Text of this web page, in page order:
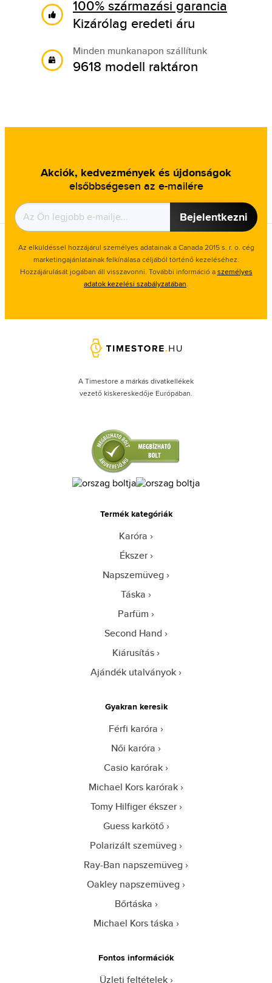
100% származási garancia
Kizárólag eredeti áru
Minden munkanapon szállítunk
9618 modell raktáron
Akciók, kedvezmények és újdonságok
elsőbbségesen az e-mailére
Bejelentkezni
Az elküldéssel hozzájárul személyes adatainak a Canada 2015 s. r. o. cég
marketingajánlatainak felkínálasa céljából történő kezeléséhez.
Hozzájárulását jogában áll visszavonni. További információ aszemélyes
adatok kezelési szabályzatában.
A Timestore a márkás divatkellékek
vezető kiskereskedője Európában.
Termék kategóriák
Karóra
Ékszer
Napszemüveg
Táska
Parfüm
Second Hand
Kiárusítás
Ajándék utalványok
Gyakran keresik
Férfi karóra
Női karóra
Casio karórak
Michael Kors karórak
Tomy Hilfiger ékszer
Guess karkötő
Polarizált szemüveg
Ray-Ban napszemüveg
Oakley napszemüveg
Bőrtáska
Michael Kors táska
Fontos információk
Üzleti feltételek